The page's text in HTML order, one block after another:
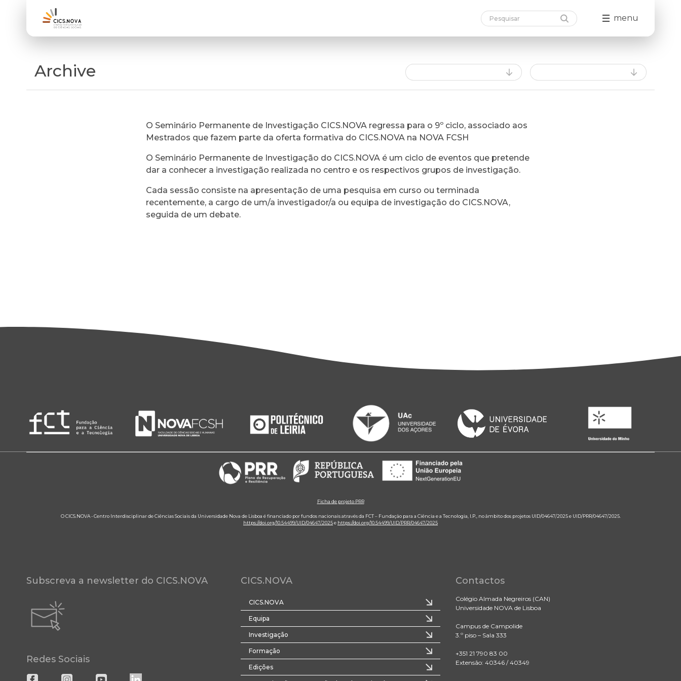
menu
Archive
O Seminário Permanente de Investigação CICS.NOVA regressa para o 9º ciclo, associado aos
Mestrados que fazem parte da oferta formativa do CICS.NOVA na NOVA FCSH
O Seminário Permanente de Investigação do CICS.NOVA é um ciclo de eventos que pretende
dar a conhecer a investigação realizada no centro e os respectivos grupos de investigação.
Cada sessão consiste na apresentação de uma pesquisa em curso ou terminada
recentemente, a cargo de um/a investigador/a ou equipa de investigação do CICS.NOVA,
seguida de um debate.
Ficha de projeto PRR
O CICS.NOVA - Centro Interdisciplinar de Ciências Sociais da Universidade Nova de Lisboa é financiado por fundos nacionais através da FCT – Fundação para a Ciência e a Tecnologia, I.P., no âmbito dos projetos UID/04647/2025 e UID/PRR/04647/2025.
https://doi.org/10.54499/UID/04647/2025e https://doi.org/10.54499/UID/PRR/04647/2025
Subscreva a newsletter do CICS.NOVA
Redes Sociais
CICS.NOVA
CICS.NOVA
Equipa
Investigação
Formação
Edições
Contactos
Colégio Almada Negreiros (CAN)
Universidade NOVA de Lisboa
Campus de Campolide
3.º piso – Sala 333
+351 21 790 83 00
Extensão: 40346 / 40349